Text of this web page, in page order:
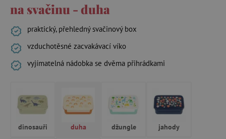
na svačinu - duha
praktický, přehledný svačinový box
vzduchotěsné zacvakávací víko
vyjímatelná nádobka se dvěma přihrádkami
dinosauři duha džungle jahody